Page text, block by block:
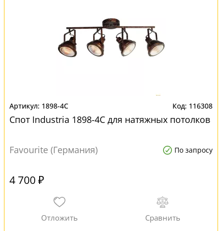
1898-4C 116308
Спот Industria 1898-4C для натяжных потолков
Favourite (Германия) По запросу
4 700 ₽